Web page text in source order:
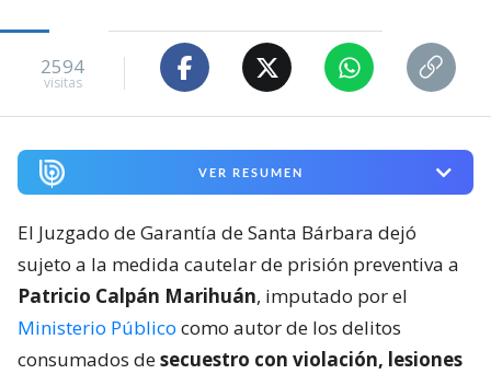
2594
visitas
VER RESUMEN
El Juzgado de Garantía de Santa Bárbara dejó
sujeto a la medida cautelar de prisión preventiva a
Patricio Calpán Marihuán, imputado por el
Ministerio Público como autor de los delitos
consumados desecuestro con violación, lesiones